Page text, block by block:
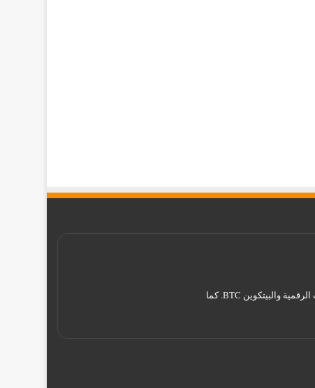
موقع تقني نت – Tekany Net : هو أحد أفضل مواقع أخبار العملات الرقمية والبيتكوين ، والافضل في مجال تعليم العملات الرقمية والبيتكوين BTC. كما